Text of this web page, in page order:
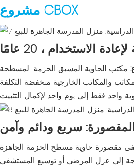
مشروع CBOX
الاستخدام ، 20 عامًا
مكتب الحاوية المسبق الحزمة المسطحة
سريع ودائم وآمن
مقصورة حاوية مسطح الحزمة الجاهزة